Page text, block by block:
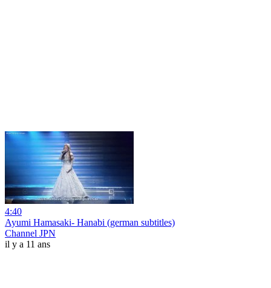
4:40
Ayumi Hamasaki- Hanabi (german subtitles)
Channel JPN
il y a 11 ans